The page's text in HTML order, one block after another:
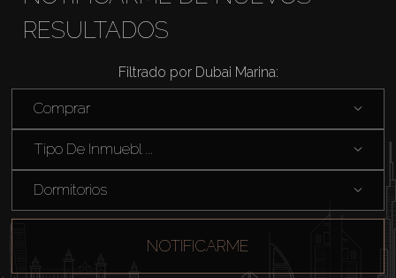
RESULTADOS
Filtrado por Dubai Marina:
Comprar
Tipo De Inmuebl ...
Dormitorios
NOTIFICARME